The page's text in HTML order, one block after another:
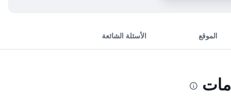
الموقع الأسئلة الشائعة